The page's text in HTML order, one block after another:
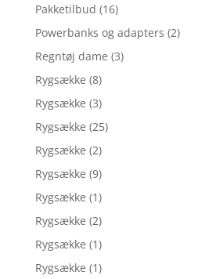
Pakketilbud (16)
Powerbanks og adapters (2)
Regntøj dame (3)
Rygsække (8)
Rygsække (3)
Rygsække (25)
Rygsække (2)
Rygsække (9)
Rygsække (1)
Rygsække (2)
Rygsække (1)
Rygsække (1)